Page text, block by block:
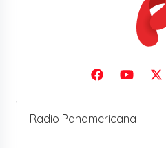
Radio Panamericana